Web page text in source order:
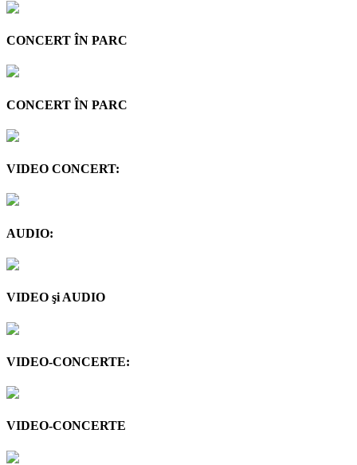
CONCERT ÎN PARC
CONCERT ÎN PARC
VIDEO CONCERT:
AUDIO:
VIDEO şi AUDIO
VIDEO-CONCERTE:
VIDEO-CONCERTE